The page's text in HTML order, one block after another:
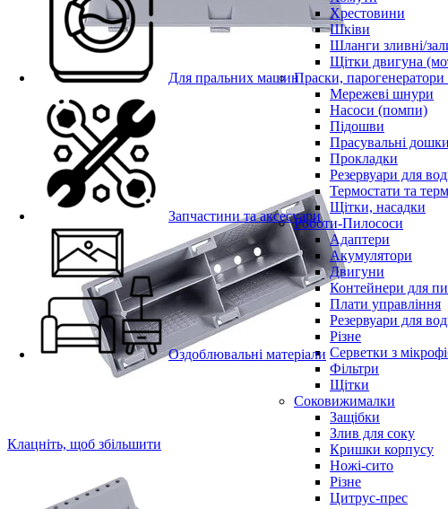
Хрестовини
Шківи
Шланги зливні/
Щітки двигуна
Праски,
Мережеві шнури
Насоси (помпи)
Підошви
Прасувальні дошки
Прокладки
Резервуари для
Термостати та
Щітки, насадки
Роботи-Пилососи
Адаптери
Акумулятори
Двигуни
Контейнери для
Плати управління
Резервуари для
Різне
Серветки з
Фільтри
Щітки
Соковижималки
Защібки
Злив для соку
Кришки корпусу
Ножі-сито
Різне
Цитрус-прес
Для пральних машин
Запчастини та аксесуари
Оздоблювальні матеріали
Клацніть, щоб збільшити